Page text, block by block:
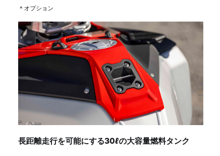
＊オプション
長距離走行を可能にする30ℓの大容量燃料タンク